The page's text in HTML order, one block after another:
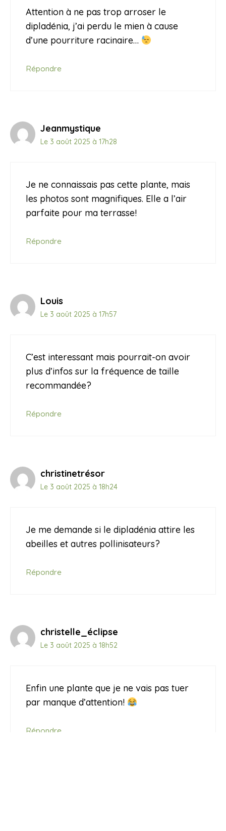
Attention à ne pas trop arroser le
dipladénia, j’ai perdu le mien à cause
d’une pourriture racinaire…
Répondre
Jeanmystique
Le 3 août 2025 à 17h28
Je ne connaissais pas cette plante, mais
les photos sont magnifiques. Elle a l’air
parfaite pour ma terrasse!
Répondre
Louis
Le 3 août 2025 à 17h57
C’est interessant mais pourrait-on avoir
plus d’infos sur la fréquence de taille
recommandée?
Répondre
christinetrésor
Le 3 août 2025 à 18h24
Je me demande si le dipladénia attire les
abeilles et autres pollinisateurs?
Répondre
christelle_éclipse
Le 3 août 2025 à 18h52
Enfin une plante que je ne vais pas tuer
par manque d’attention!
Répondre